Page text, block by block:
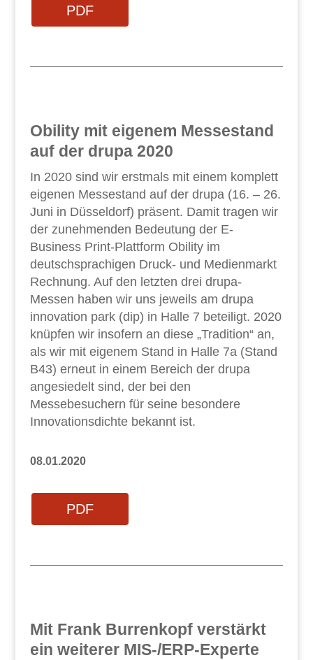
PDF
Obility mit eigenem Messestand
auf der drupa 2020
In 2020 sind wir erstmals mit einem komplett
eigenen Messestand auf der drupa (16. – 26.
Juni in Düsseldorf) präsent. Damit tragen wir
der zunehmenden Bedeutung der E-
Business Print-Plattform Obility im
deutschsprachigen Druck- und Medienmarkt
Rechnung. Auf den letzten drei drupa-
Messen haben wir uns jeweils am drupa
innovation park (dip) in Halle 7 beteiligt. 2020
knüpfen wir insofern an diese „Tradition“ an,
als wir mit eigenem Stand in Halle 7a (Stand
B43) erneut in einem Bereich der drupa
angesiedelt sind, der bei den
Messebesuchern für seine besondere
Innovationsdichte bekannt ist.
08.01.2020
PDF
Mit Frank Burrenkopf verstärkt
ein weiterer MIS-/ERP-Experte